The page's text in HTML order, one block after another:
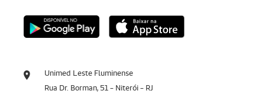
Unimed Leste Fluminense
Rua Dr. Borman, 51 - Niterói - RJ